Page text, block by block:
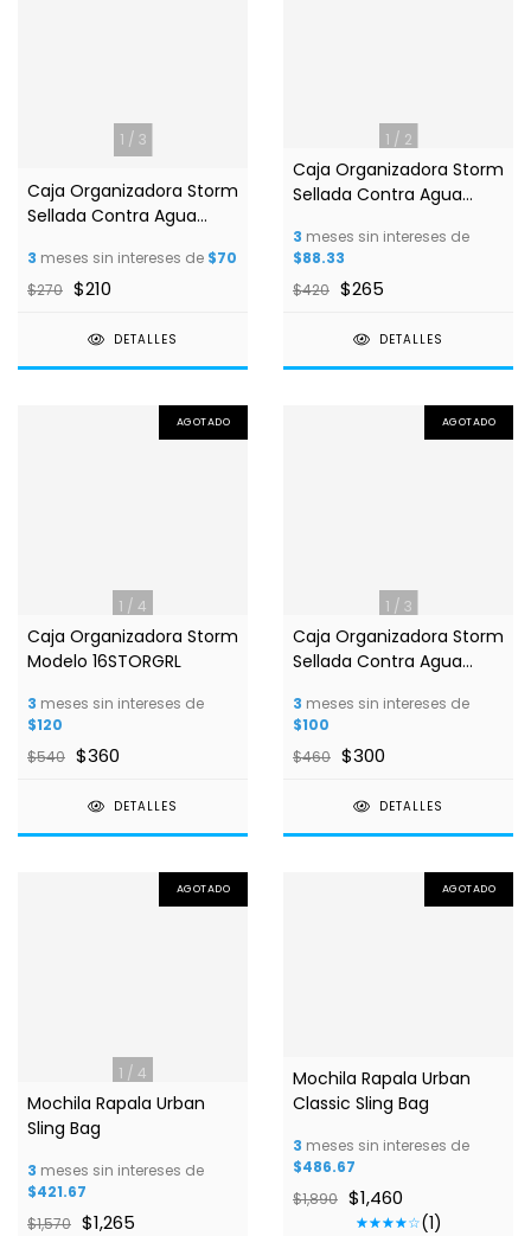
1 / 3
Caja Organizadora Storm
Sellada Contra Agua
3 meses sin intereses de $70
$270 $210
DETALLES
1 / 2
Caja Organizadora Storm
Sellada Contra Agua
16storgm
3 meses sin intereses de
$88.33
$420 $265
DETALLES
1 / 4
AGOTADO
Caja Organizadora Storm
Modelo 16STORGRL
3 meses sin intereses de
$120
$540 $360
DETALLES
1 / 3
AGOTADO
Caja Organizadora Storm
Sellada Contra Agua
16storgl
3 meses sin intereses de
$100
$460 $300
DETALLES
1 / 4
AGOTADO
Mochila Rapala Urban
Sling Bag
3 meses sin intereses de
$421.67
$1,570 $1,265
1/4
AGOTADO
Mochila Rapala Urban
Classic Sling Bag
3 meses sin intereses de
$486.67
$1,890 $1,460
(1)